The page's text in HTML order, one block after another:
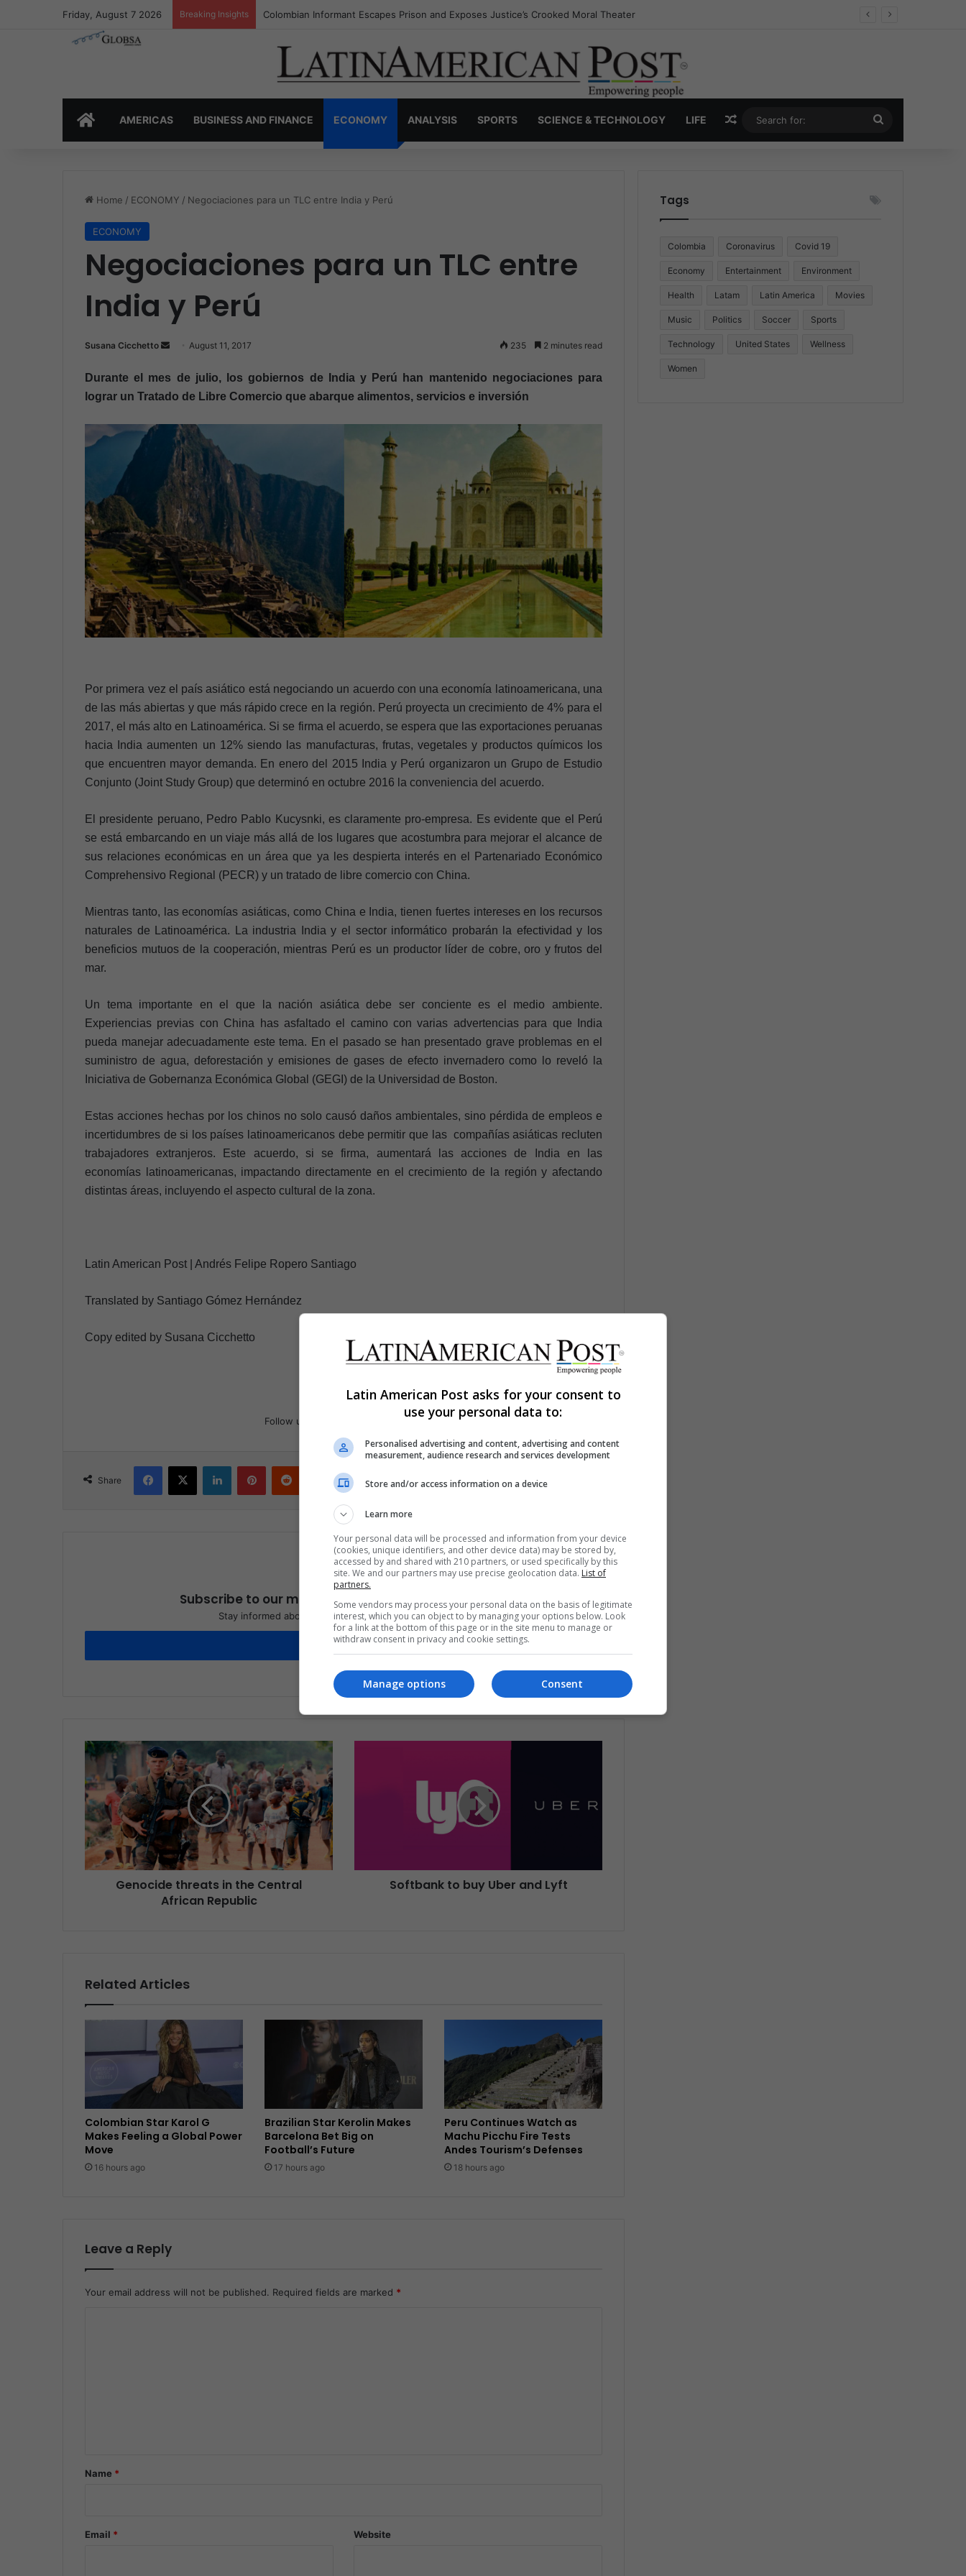
Friday, August 7 2026 Breaking Insights Colombia’s Invisible Narcos: The Secret War Over Truth, Power, and the New Drug Economy
HOMEAMERICAS BUSINESS AND FINANCE ECONOMY ANALYSIS SPORTS SCIENCE & TECHNOLOGY LIFE Random Article
for:
Home / ECONOMY / Negociaciones para un TLC entre India y Perú
ECONOMY
Negociaciones para un TLC entre
India y Perú
Susana Cicchetto
n
d
m
a
i
August 11, 2017 235 2 minutes read
Durante el mes de julio, los gobiernos de India y Perú han mantenido negociaciones para
lograr un Tratado de Libre Comercio que abarque alimentos, servicios e inversión
Por primera vez el país asiático está negociando un acuerdo con una economía latinoamericana, una
de las más abiertas y que más rápido crece en la región. Perú proyecta un crecimiento de 4% para el
2017, el más alto en Latinoamérica. Si se firma el acuerdo, se espera que las exportaciones peruanas
hacia India aumenten un 12% siendo las manufacturas, frutas, vegetales y productos químicos los
que encuentren mayor demanda. En enero del 2015 India y Perú organizaron un Grupo de Estudio
Conjunto (Joint Study Group) que determinó en octubre 2016 la conveniencia del acuerdo.
El presidente peruano, Pedro Pablo Kucysnki, es claramente pro-empresa. Es evidente que el Perú
se está embarcando en un viaje más allá de los lugares que acostumbra para mejorar el alcance de
sus relaciones económicas en un área que ya les despierta interés en el Partenariado Económico
Comprehensivo Regional (PECR) y un tratado de libre comercio con China.
Mientras tanto, las economías asiáticas, como China e India, tienen fuertes intereses en los recursos
naturales de Latinoamérica. La industria India y el sector informático probarán la efectividad y los
beneficios mutuos de la cooperación, mientras Perú es un productor líder de cobre, oro y frutos del
mar.
Un tema importante en el que la nación asiática debe ser conciente es el medio ambiente.
Experiencias previas con China has asfaltado el camino con varias advertencias para que India
pueda manejar adecuadamente este tema. En el pasado se han presentado grave problemas en el
suministro de agua, deforestación y emisiones de gases de efecto invernadero como lo reveló la
Iniciativa de Gobernanza Económica Global (GEGI) de la Universidad de Boston.
Estas acciones hechas por los chinos no solo causó daños ambientales, sino pérdida de empleos e
incertidumbres de si los países latinoamericanos debe permitir que las compañías asiáticas recluten
trabajadores extranjeros. Este acuerdo, si se firma, aumentará las acciones de India en las
economías latinoamericanas, impactando directamente en el crecimiento de la región y afectando
distintas áreas, incluyendo el aspecto cultural de la zona.
Latin American Post | Andrés Felipe Ropero Santiago
Translated by Santiago Gómez Hernández
Copy edited by Susana Cicchetto
Follow us
Share
Subscribe to our mailing list to get the new updates
Stay informed about what's happening in Latin America.
Subscribe
Genocide threats in the Central
African Republic
Softbank to buy Uber and Lyft
Related Articles
Colombian Star Karol G
Makes Feeling a Global Power
Move
16 hours ago
Brazilian Star Kerolin Makes
Barcelona Bet Big on
Football’s Future
17 hours ago
Peru Continues Watch as
Machu Picchu Fire Tests
Andes Tourism’s Defenses
18 hours ago
Leave a Reply
Your email address will not be published. Required fields are marked *
*Name *
Email * Website
Tags
Colombia Coronavirus Covid 19
Economy Entertainment Environment
Health Latam Latin America Movies
Music Politics Soccer Sports
Technology United States Wellness
Women
Latin American Post asks for your consent to
use your personal data to:
Personalised advertising and content, advertising and content
measurement, audience research and services development
Store and/or access information on a device
Learn more
Your personal data will be processed and information from your device
(cookies, unique identifiers, and other device data) may be stored by,
accessed by and shared with 210 partners, or used specifically by this
site. We and our partners may use precise geolocation data. List of
partners.
Some vendors may process your personal data on the basis of legitimate
interest, which you can object to by managing your options below. Look
for a link at the bottom of this page or in the site menu to manage or
withdraw consent in privacy and cookie settings.
Consent
Manage options